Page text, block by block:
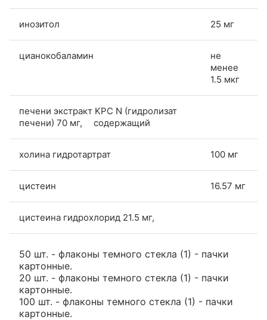
инозитол 25 мг
цианокобаламин
не
менее
1.5 мкг
печени экстракт KPC N (гидролизат
печени) 70 мг, содержащий
холина гидротартрат 100 мг
цистеин 16.57 мг
цистеина гидрохлорид 21.5 мг,
50 шт. - флаконы темного стекла (1) - пачки
картонные.
20 шт. - флаконы темного стекла (1) - пачки
картонные.
100 шт. - флаконы темного стекла (1) - пачки
картонные.